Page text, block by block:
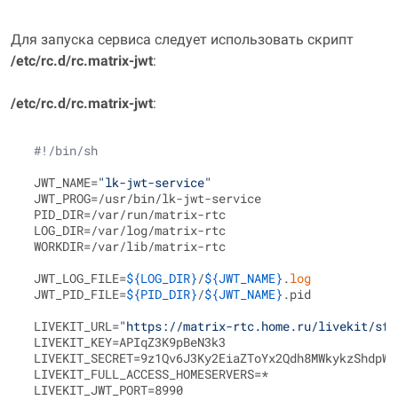
Для запуска сервиса следует использовать скрипт
/etc/rc.d/rc.matrix‑jwt:
/etc/rc.d/rc.matrix‑jwt:
#!/bin/sh
JWT_NAME="lk-jwt-service"
JWT_PROG=/usr/bin/lk-jwt-service
PID_DIR=/var/run/matrix-rtc
LOG_DIR=/var/log/matrix-rtc
WORKDIR=/var/lib/matrix-rtc
JWT_LOG_FILE=${LOG_DIR}/${JWT_NAME} .log
JWT_PID_FILE=${PID_DIR}/${JWT_NAME} .pid
LIVEKIT_URL="https://matrix-rtc.home.ru/livekit/
LIVEKIT_KEY=APIqZ3K9pBeN3k3
LIVEKIT_FULL_ACCESS_HOMESERVERS=*
LIVEKIT_JWT_PORT=8990